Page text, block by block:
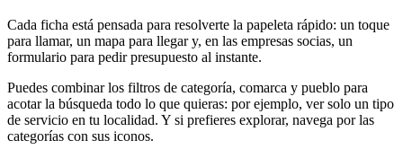
Cada ficha está pensada para resolverte la papeleta rápido: un toque
para llamar, un mapa para llegar y, en las empresas socias, un
formulario para pedir presupuesto al instante.
Puedes combinar los filtros de categoría, comarca y pueblo para
acotar la búsqueda todo lo que quieras: por ejemplo, ver solo un tipo
de servicio en tu localidad. Y si prefieres explorar, navega por las
categorías con sus iconos.